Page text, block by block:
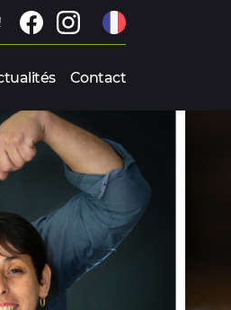
Contact
VINS